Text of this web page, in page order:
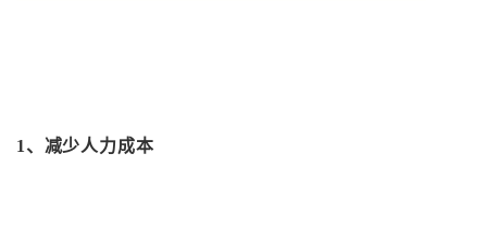
1、 减少人力成本